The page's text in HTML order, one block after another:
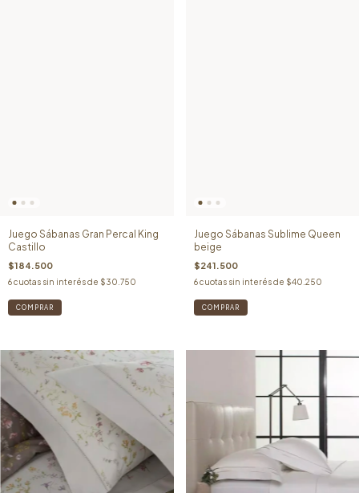
Juego Sábanas Gran Percal King
Castillo
$184.500
6cuotas sin interés de $30.750
Juego Sábanas Sublime Queen
beige
$241.500
6 cuotas sin interés de $40.250